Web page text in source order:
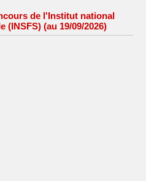
de l'Institut national
(au 19/09/2026)